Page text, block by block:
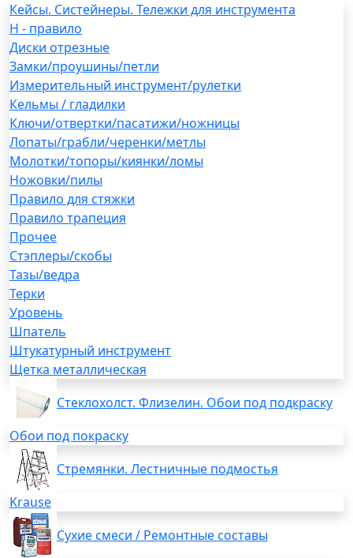
Кейсы. Систейнеры. Тележки для инструмента
H - правило
Диски отрезные
Замки/проушины/петли
Измерительный инструмент/рулетки
Кельмы / гладилки
Ключи/отвертки/пасатижи/ножницы
Лопаты/грабли/черенки/метлы
Молотки/топоры/киянки/ломы
Ножовки/пилы
Правило для стяжки
Правило трапеция
Прочее
Стэплеры/скобы
Тазы/ведра
Терки
Уровень
Шпатель
Штукатурный инструмент
Щетка металлическая
Стеклохолст. Флизелин. Обои под подкраску
Обои под покраску
Стремянки. Лестничные подмостья
Krause
Сухие смеси / Ремонтные составы